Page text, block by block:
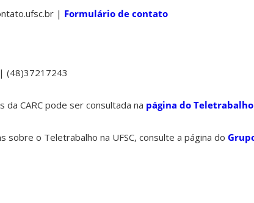
| Formulário de contato
(48)37217243
CARC pode ser consultada na página do Teletrabalho
sobre o Teletrabalho na UFSC, consulte a página do